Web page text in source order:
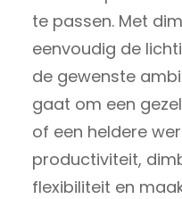
te passen. Met
eenvoudig de
de gewenste
gaat om een
of een heldere
productiviteit,
flexibiliteit en